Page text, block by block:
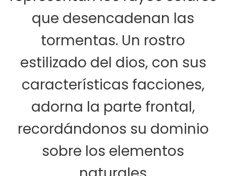
que desencadenan las
tormentas. Un rostro
estilizado del dios, con sus
características facciones,
adorna la parte frontal,
recordándonos su dominio
sobre los elementos